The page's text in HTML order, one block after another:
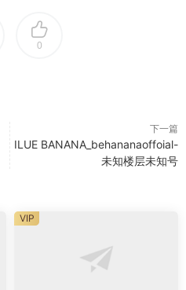
0
下一篇
ILUE BANANA_behananaoffoial-
未知楼层未知号
VIP